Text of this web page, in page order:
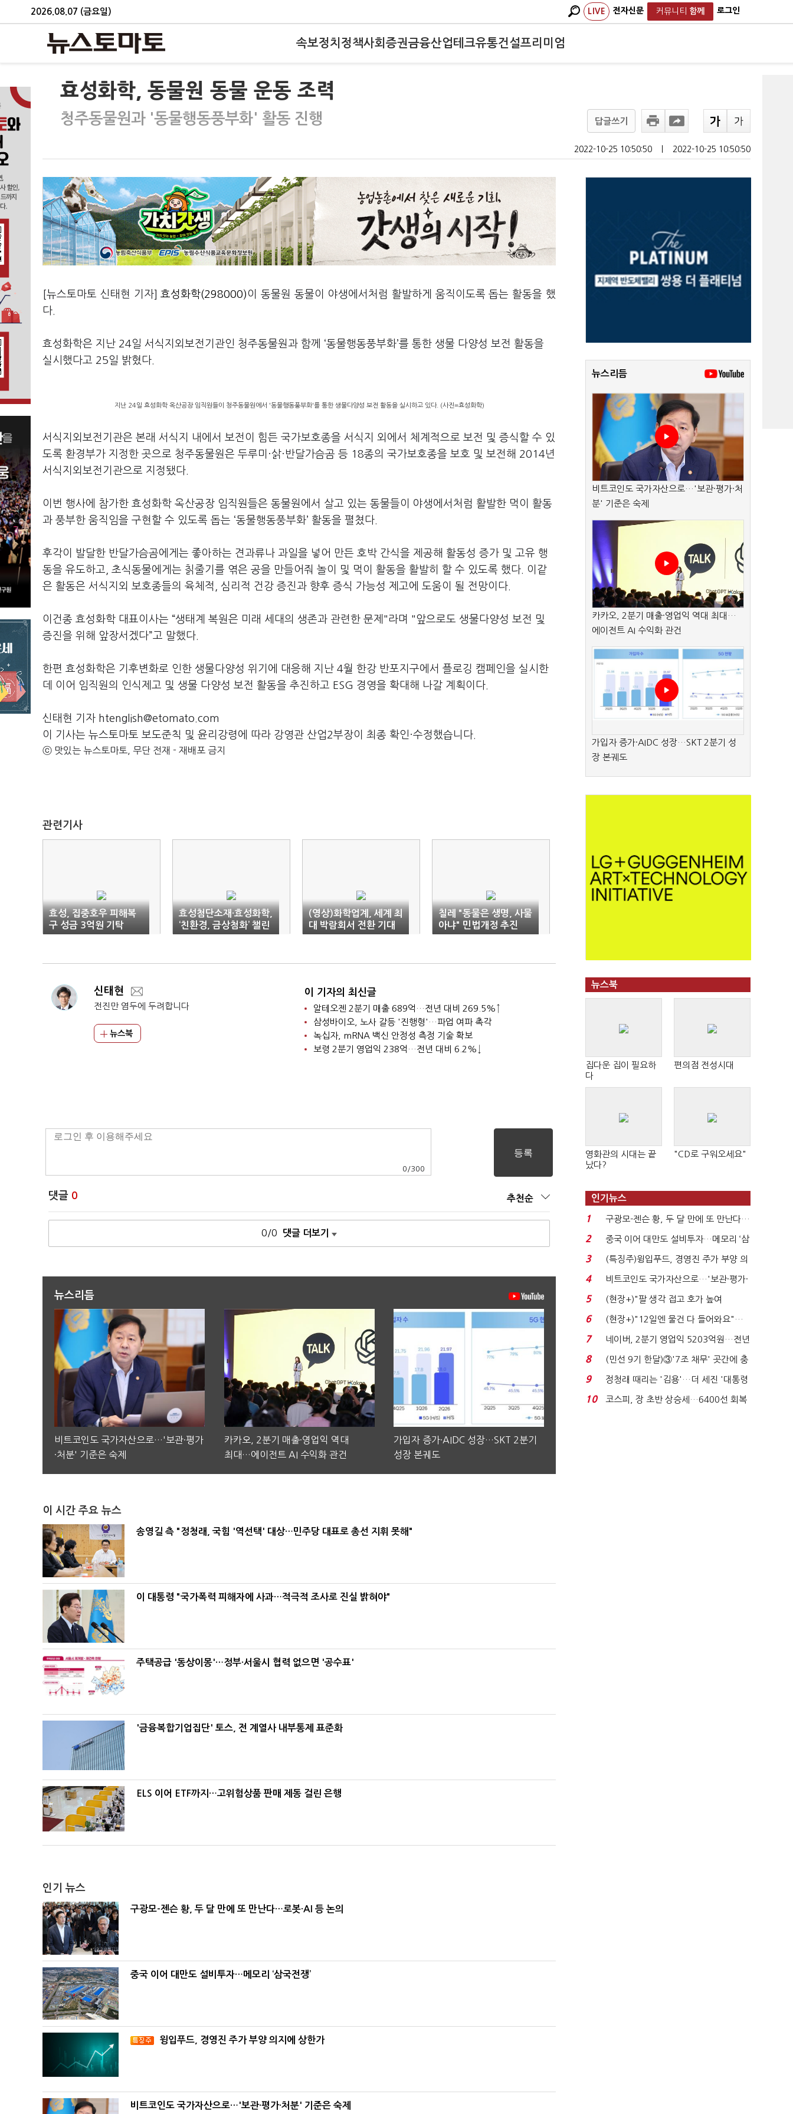
2026.08.07 (금요일) LIVE 전자신문 커뮤니티 함께 로그인
속보정치 정책사회 증권금융산업테크유통건설프리미엄
효성화학, 동물원 동물 운동 조력
청주동물원과 '동물행동풍부화' 활동 진행 답글쓰기
2022-10-25 10:50:50 2022-10-25 10:50:50
[뉴스토마토 신태현 기자]효성화학(298000)이 동물원 동물이 야생에서처럼 활발하게 움직이도록 돕는 활동을 했
다.
효성화학은 지난 24일 서식지외보전기관인 청주동물원과 함께 ‘동물행동풍부화’를 통한 생물 다양성 보전 활동을
실시했다고 25일 밝혔다.
지난 24일 효성화학 옥산공장 임직원들이 청주동물원에서 '동물행동풍부화'를 통한 생물다양성 보전 활동을 실시하고 있다. (사진=효성화학)
서식지외보전기관은 본래 서식지 내에서 보전이 힘든 국가보호종을 서식지 외에서 체계적으로 보전 및 증식할 수 있
도록 환경부가 지정한 곳으로 청주동물원은 두루미·삵·반달가슴곰 등 18종의 국가보호종을 보호 및 보전해 2014년
서식지외보전기관으로 지정됐다.
이번 행사에 참가한 효성화학 옥산공장 임직원들은 동물원에서 살고 있는 동물들이 야생에서처럼 활발한 먹이 활동
과 풍부한 움직임을 구현할 수 있도록 돕는 ‘동물행동풍부화’ 활동을 펼쳤다.
후각이 발달한 반달가슴곰에게는 좋아하는 견과류나 과일을 넣어 만든 호박 간식을 제공해 활동성 증가 및 고유 행
동을 유도하고, 초식동물에게는 칡줄기를 엮은 공을 만들어줘 놀이 및 먹이 활동을 활발히 할 수 있도록 했다. 이같
은 활동은 서식지외 보호종들의 육체적, 심리적 건강 증진과 향후 증식 가능성 제고에 도움이 될 전망이다.
이건종 효성화학 대표이사는 “생태계 복원은 미래 세대의 생존과 관련한 문제"라며 "앞으로도 생물다양성 보전 및
증진을 위해 앞장서겠다”고 말했다.
한편 효성화학은 기후변화로 인한 생물다양성 위기에 대응해 지난 4월 한강 반포지구에서 플로깅 캠페인을 실시한
데 이어 임직원의 인식제고 및 생물 다양성 보전 활동을 추진하고 ESG 경영을 확대해 나갈 계획이다.
신태현 기자 htenglish@etomato.com
이 기사는 뉴스토마토 보도준칙 및 윤리강령에 따라 강영관 산업2부장이 최종 확인·수정했습니다.
ⓒ 맛있는 뉴스토마토, 무단 전재 - 재배포 금지
관련기사
효성, 집중호우 피해복
구 성금 3억원 기탁
효성첨단소재·효성화학,
‘친환경, 금상첨화’ 챌린
지
(영상)화학업계, 세계 최
대 박람회서 전환 기대
칠레 "동물은 생명, 사물
아냐" 민법개정 추진
신태현
전진만 염두에 두려합니다
뉴스북
이 기자의 최신글
알테오젠 2분기 매출 689억…전년 대비 269.5%↑
삼성바이오, 노사 갈등 '진행형'…파업 여파 촉각
녹십자, mRNA 백신 안정성 측정 기술 확보
보령 2분기 영업익 238억…전년 대비 6.2%↓
0 /300
댓글 0 추천순
0/0 댓글 더보기
뉴스리듬
비트코인도 국가자산으로…'보관·평가
·처분' 기준은 숙제
카카오, 2분기 매출·영업익 역대
최대…에이전트 AI 수익화 관건
가입자 증가·AIDC 성장…SKT 2분기
성장 본궤도
이 시간 주요 뉴스
송영길 측 "정청래, 국힘 '역선택' 대상…민주당 대표로 총선 지휘 못해"
이 대통령 "국가폭력 피해자에 사과…적극적 조사로 진실 밝혀야"
주택공급 '동상이몽'…정부·서울시 협력 없으면 '공수표'
'금융복합기업집단' 토스, 전 계열사 내부통제 표준화
ELS 이어 ETF까지…고위험상품 판매 제동 걸린 은행
인기 뉴스
구광모-젠슨 황, 두 달 만에 또 만난다…로봇·AI 등 논의
중국 이어 대만도 설비투자…메모리 ‘삼국전쟁’
윙입푸드, 경영진 주가 부양 의지에 상한가
비트코인도 국가자산으로…'보관·평가·처분' 기준은 숙제
뉴스리듬
비트코인도 국가자산으로…'보관·평가·처
분' 기준은 숙제
카카오, 2분기 매출·영업익 역대 최대…
에이전트 AI 수익화 관건
가입자 증가·AIDC 성장…SKT 2분기 성
장 본궤도
뉴스북
집다운 집이 필요하
다
편의점 전성시대
영화관의 시대는 끝
났다?
"CD로 구워오세요"
인기뉴스
1
구광모-젠슨 황, 두 달 만에 또 만난다…
로봇·AI 등 논...
2
중국 이어 대만도 설비투자…메모리 ‘삼
국전쟁’
3
(특징주)윙입푸드, 경영진 주가 부양 의
지에 상한가...
4
비트코인도 국가자산으로…'보관·평가·
처분' 기준은 ...
5
(현장+)"팔 생각 접고 호가 높여
요"…'덜 똘똘한 한 채' 20...
6
(현장+)"12일엔 물건 다 들어와요"…
빈 매대 채우며 문 연 ...
7
네이버, 2분기 영업익 5203억원…전년
비 0.2% 감소...
8
(민선 9기 한달)③'7조 채무' 곳간에 충
격…추미애, 20년...
9
정청래 때리는 '김용'…더 세진 '대통령
최측근' 입...
10
코스피, 장 초반 상승세…6400선 회복